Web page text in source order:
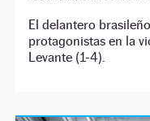
El delantero
protagonistas en la
Levante (1-4).